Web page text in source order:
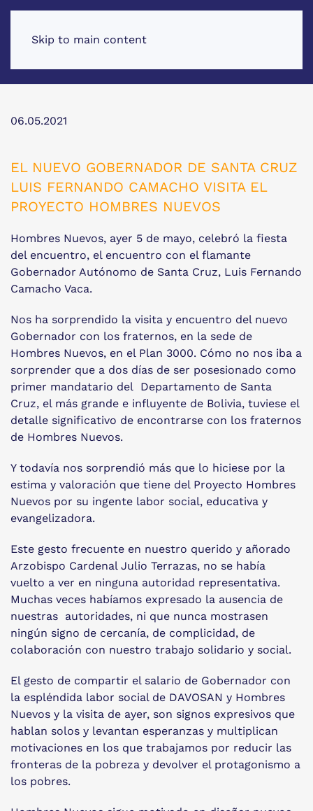
Skip to main content
06.05.2021
EL NUEVO GOBERNADOR DE SANTA CRUZ
LUIS FERNANDO CAMACHO VISITA EL
PROYECTO HOMBRES NUEVOS
Hombres Nuevos, ayer 5 de mayo, celebró la fiesta
del encuentro, el encuentro con el flamante
Gobernador Autónomo de Santa Cruz, Luis Fernando
Camacho Vaca.
Nos ha sorprendido la visita y encuentro del nuevo
Gobernador con los fraternos, en la sede de
Hombres Nuevos, en el Plan 3000. Cómo no nos iba a
sorprender que a dos días de ser posesionado como
primer mandatario del Departamento de Santa
Cruz, el más grande e influyente de Bolivia, tuviese el
detalle significativo de encontrarse con los fraternos
de Hombres Nuevos.
Y todavía nos sorprendió más que lo hiciese por la
estima y valoración que tiene del Proyecto Hombres
Nuevos por su ingente labor social, educativa y
evangelizadora.
Este gesto frecuente en nuestro querido y añorado
Arzobispo Cardenal Julio Terrazas, no se había
vuelto a ver en ninguna autoridad representativa.
Muchas veces habíamos expresado la ausencia de
nuestras autoridades, ni que nunca mostrasen
ningún signo de cercanía, de complicidad, de
colaboración con nuestro trabajo solidario y social.
El gesto de compartir el salario de Gobernador con
la espléndida labor social de DAVOSAN y Hombres
Nuevos y la visita de ayer, son signos expresivos que
hablan solos y levantan esperanzas y multiplican
motivaciones en los que trabajamos por reducir las
fronteras de la pobreza y devolver el protagonismo a
los pobres.